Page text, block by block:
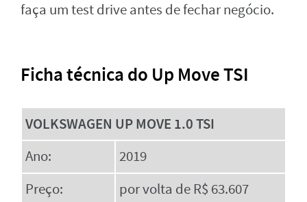
faça um test drive antes de fechar negócio.
Ficha técnica do Up Move TSI
VOLKSWAGEN UP MOVE 1.0 TSI
Ano:
2019
Preço:
por volta de R$ 63.607